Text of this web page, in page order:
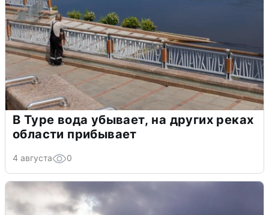
В Туре вода убывает, на других реках
области прибывает
4 августа 0